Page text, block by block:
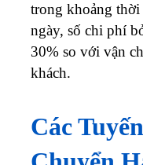
trong khoảng thời
ngày, số chi phí
30% so với vận
khách.
Các